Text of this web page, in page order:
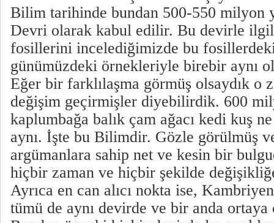
Bilim tarihinde bundan 500-550 milyon
Devri olarak kabul edilir. Bu devirle
fosillerini incelediğimizde bu fosillerdeki
günümüzdeki örnekleriyle birebir aynı
Eğer bir farklılaşma görmüş olsaydık o
değişim geçirmişler diyebilirdik. 600
kaplumbağa balık çam ağacı kedi kuş
aynı. İşte bu Bilimdir. Gözle görülmüş
argümanlara sahip net ve kesin bir
hiçbir zaman ve hiçbir şekilde
Ayrıca en can alıcı nokta ise,
tümü de aynı devirde ve bir anda ortaya